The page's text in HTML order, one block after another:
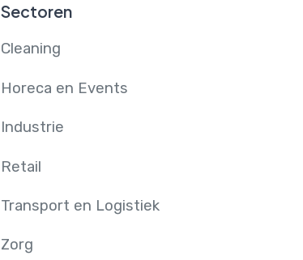
Sectoren
Cleaning
Horeca en Events
Industrie
Retail
Transport en Logistiek
Zorg